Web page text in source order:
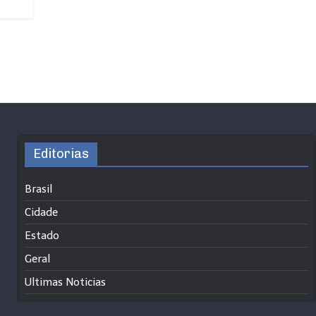
Editorias
Brasil
Cidade
Estado
Geral
Ultimas Noticias